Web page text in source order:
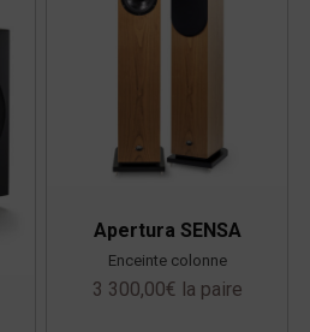
Apertura SENSA
Enceinte colonne
3 300,00€ la paire